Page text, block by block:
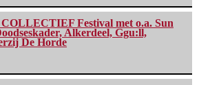
Festival met o.a. Sun
Alkerdeel, Ggu:ll,
De Horde